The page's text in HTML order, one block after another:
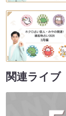
関連ライブ